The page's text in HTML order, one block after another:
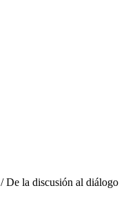
/ De la discusión al diálogo